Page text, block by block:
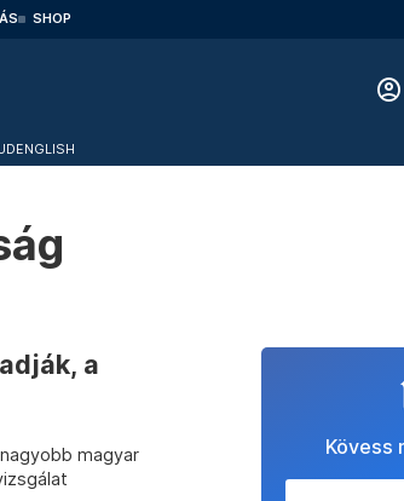
SHOP
ENGLISH
a
magyar
Kövess